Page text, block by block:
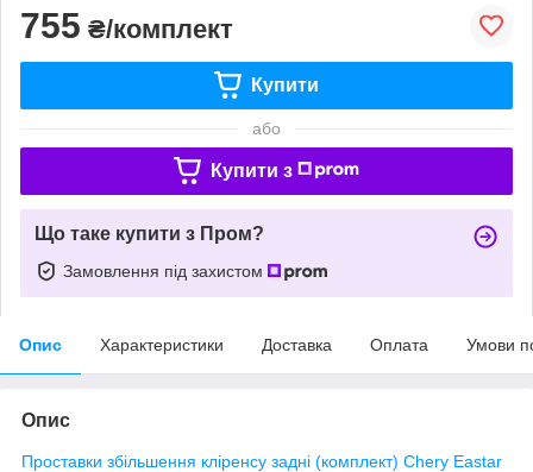
755 ₴/комплект
Купити
або
Купити з
Що таке купити з Пром?
Замовлення під захистом
Опис Характеристики Доставка Оплата Умови
Опис
Проставки збільшення кліренсу задні (комплект) Chery Eastar